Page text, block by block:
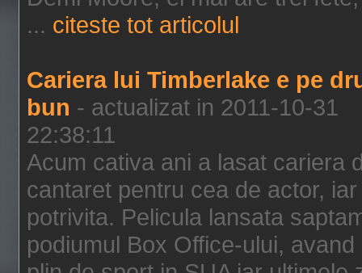
... citeste tot articolul
Cariera lui Timberlake e pe
bun - actualizat in 2011-10-31
22:38:11
Acum cativa ani a lasat cariera
cantaret pentru cea de actor,
potrivita. Pelicula lansata
podiumul Box Office-ului,